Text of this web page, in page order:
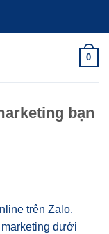
0
bạn
trên Zalo.
dưới